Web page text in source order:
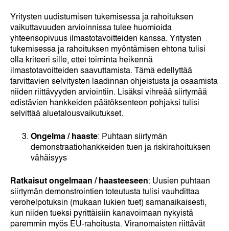
Yritysten uudistumisen tukemisessa ja rahoituksen
vaikuttavuuden arvioinnissa tulee huomioida
yhteensopivuus ilmastotavoitteiden kanssa. Yritysten
tukemisessa ja rahoituksen myöntämisen ehtona tulisi
olla kriteeri sille, ettei toiminta heikennä
ilmastotavoitteiden saavuttamista. Tämä edellyttää
tarvittavien selvitysten laadinnan ohjeistusta ja osaamista
niiden riittävyyden arviointiin. Lisäksi vihreää siirtymää
edistävien hankkeiden päätöksenteon pohjaksi tulisi
selvittää aluetalousvaikutukset.
Ongelma / haaste: Puhtaan siirtymän
demonstraatiohankkeiden tuen ja riskirahoituksen
vähäisyys
Ratkaisut ongelmaan / haasteeseen: Uusien puhtaan
siirtymän demonstrointien toteutusta tulisi vauhdittaa
verohelpotuksin (mukaan lukien tuet) samanaikaisesti,
kun niiden tueksi pyrittäisiin kanavoimaan nykyistä
paremmin myös EU-rahoitusta. Viranomaisten riittävät